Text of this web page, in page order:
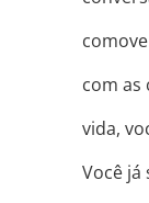
com as
vida,
Você